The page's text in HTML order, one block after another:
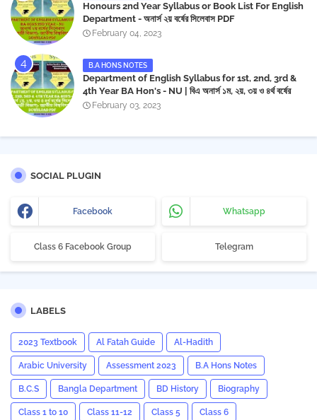
Honours 2nd Year Syllabus or Book List For English
Department - অনার্স ২য় বর্ষের সিলেবাস PDF
February 04, 2023
B.A HONS NOTES
Department of English Syllabus for 1st, 2nd, 3rd &
4th Year BA Hon's - NU | বিএ অনার্স ১ম, ২য়, ৩য় ও ৪র্থ বর্ষের
সিলেবাস (ইংরেজী বিভাগ)- জাতীয় বিশ্ববিদ্যালয় | Download PDF
February 03, 2023
SOCIAL PLUGIN
Facebook Whatsapp
Class 6 Facebook Group Telegram
LABELS
2023 Textbook Al Fatah Guide Al-Hadith
Arabic University Assessment 2023 B.A Hons Notes
B.C.S Bangla Department BD History Biography
Class 1 to 10 Class 11-12 Class 5 Class 6